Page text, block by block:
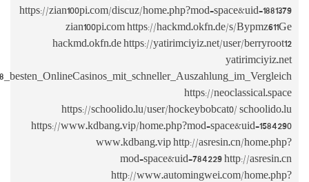
https://
https://neoclassical.space/wiki/
https://